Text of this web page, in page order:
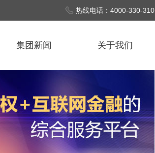
热线电话：4000-330-310
集团新闻 关于我们